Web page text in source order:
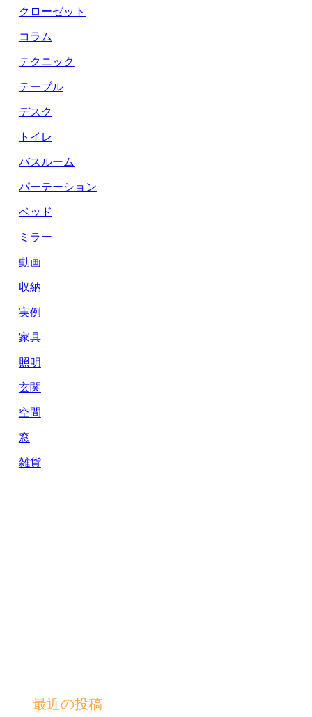
クローゼット
コラム
テクニック
テーブル
デスク
トイレ
バスルーム
パーテーション
ベッド
ミラー
動画
収納
実例
家具
照明
玄関
空間
窓
雑貨
最近の投稿